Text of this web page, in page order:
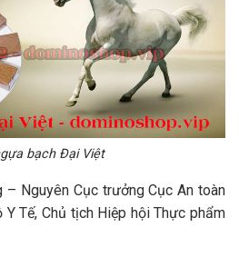
bạch Đại Việt
– Nguyên Cục trưởng Cục An toàn
Tế, Chủ tịch Hiệp hội Thực phẩm